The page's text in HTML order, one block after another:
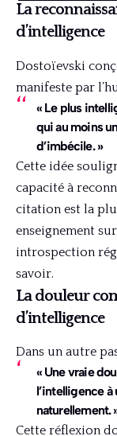
La
d’intelligence
Dostoïevski
manifeste par
« Le plus
qui au moins
d’imbécile. »
Cette idée
capacité à
citation est la
enseignement
introspection
savoir.
La douleur
d’intelligence
Dans un autre
« Une vraie
l’intelligence
naturellement.
Cette réflexion